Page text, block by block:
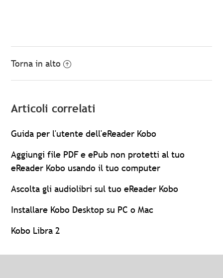
Torna in alto
Articoli correlati
Guida per l'utente dell'eReader Kobo
Aggiungi file PDF e ePub non protetti al tuo
eReader Kobo usando il tuo computer
Ascolta gli audiolibri sul tuo eReader Kobo
Installare Kobo Desktop su PC o Mac
Kobo Libra 2